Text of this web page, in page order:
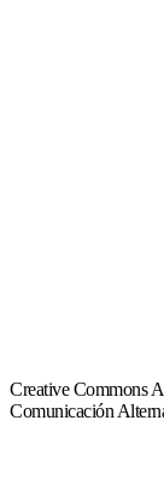
Creative Commons
Comunicación